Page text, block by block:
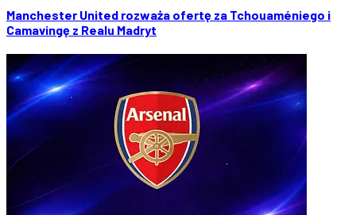
Manchester United rozważa ofertę za Tchouaméniego i
Camavingę z Realu Madryt